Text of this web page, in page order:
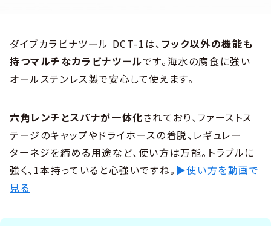
ダイブカラビナツール DCT-1は、 フック以外の機能も
持つマルチなカラビナツールです。海水の腐食に強い
オールステンレス製で安心して使えます。
六角レンチとスパナが一体化されており、ファーストス
テージのキャップやドライホースの着脱、レギュレー
ターネジを締める用途など、使い方は万能。トラブルに
強く、1本持っていると心強いですね。 ▶使い方を動画で
見る